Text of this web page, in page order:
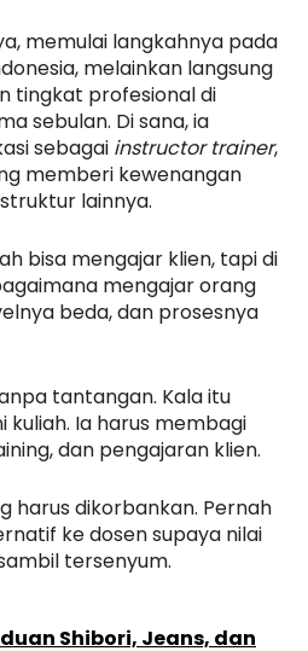
memulai langkahnya pada
melainkan langsung
tingkat profesional di
sebulan. Di sana, ia
sebagai instructor trainer,
memberi kewenangan
lainnya.
bisa mengajar klien, tapi di
mengajar orang
beda, dan prosesnya
tantangan. Kala itu
kuliah. Ia harus membagi
dan pengajaran klien.
harus dikorbankan. Pernah
ke dosen supaya nilai
tersenyum.
Shibori, Jeans, dan